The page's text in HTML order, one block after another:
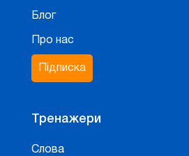
Блог
Про нас
Підписка
Тренажери
Слова